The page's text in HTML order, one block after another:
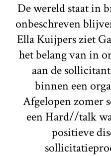
De wereld staat in
onbeschreven
Ella Kuijpers ziet
het belang van in
aan de
binnen een
Afgelopen zomer
een Hard//talk
positieve